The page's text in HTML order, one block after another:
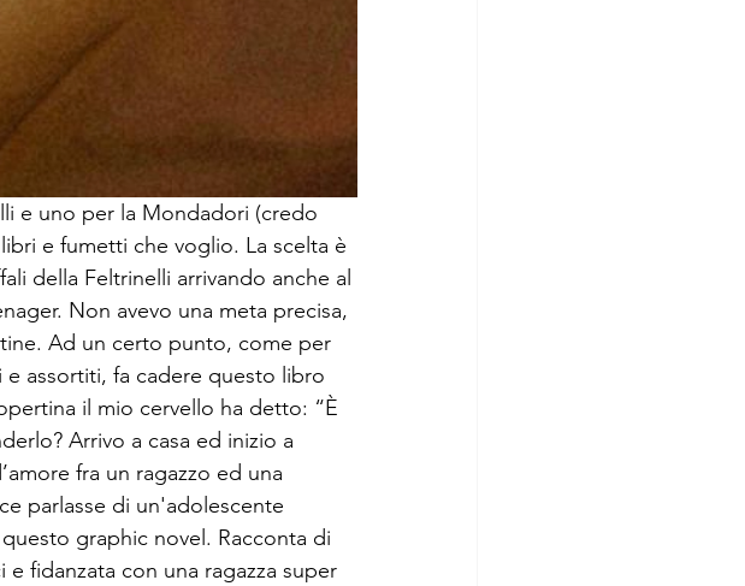
e uno per la Mondadori (credo
e fumetti che voglio. La scelta è
della Feltrinelli arrivando anche al
Non avevo una meta precisa,
Ad un certo punto, come per
assortiti, fa cadere questo libro
il mio cervello ha detto: “È
Arrivo a casa ed inizio a
fra un ragazzo ed una
parlasse di un'adolescente
graphic novel. Racconta di
e fidanzata con una ragazza super